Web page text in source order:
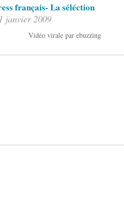
français- La séléction
janvier 2009
Vidéo virale par ebuzzing